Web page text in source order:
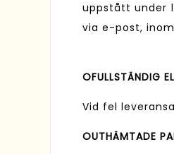
uppstått under
via e-post,
OFULLSTÄNDIG
Vid fel
OUTHÄMTADE